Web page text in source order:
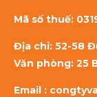
Mã số thuế:
Địa chỉ: 52-58
Văn phòng: 25
Email :